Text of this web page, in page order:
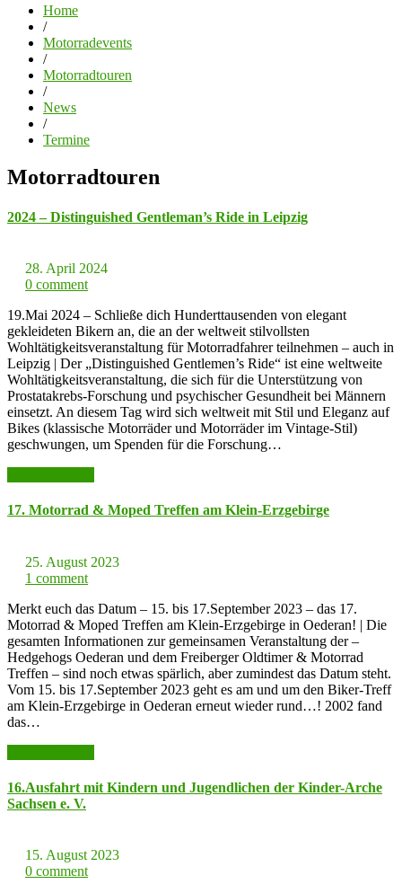
Home
/
Motorradevents
/
Motorradtouren
/
News
/
Termine
Motorradtouren
2024 – Distinguished Gentleman’s Ride in Leipzig
28. April 2024
0 comment
19.Mai 2024 – Schließe dich Hunderttausenden von elegant
gekleideten Bikern an, die an der weltweit stilvollsten
Wohltätigkeitsveranstaltung für Motorradfahrer teilnehmen – auch in
Leipzig | Der „Distinguished Gentlemen’s Ride“ ist eine weltweite
Wohltätigkeitsveranstaltung, die sich für die Unterstützung von
Prostatakrebs-Forschung und psychischer Gesundheit bei Männern
einsetzt. An diesem Tag wird sich weltweit mit Stil und Eleganz auf
Bikes (klassische Motorräder und Motorräder im Vintage-Stil)
geschwungen, um Spenden für die Forschung…
17. Motorrad & Moped Treffen am Klein-Erzgebirge
25. August 2023
1 comment
Merkt euch das Datum – 15. bis 17.September 2023 – das 17.
Motorrad & Moped Treffen am Klein-Erzgebirge in Oederan! | Die
gesamten Informationen zur gemeinsamen Veranstaltung der –
Hedgehogs Oederan und dem Freiberger Oldtimer & Motorrad
Treffen – sind noch etwas spärlich, aber zumindest das Datum steht.
Vom 15. bis 17.September 2023 geht es am und um den Biker-Treff
am Klein-Erzgebirge in Oederan erneut wieder rund…! 2002 fand
das…
16.Ausfahrt mit Kindern und Jugendlichen der Kinder-Arche
Sachsen e. V.
15. August 2023
0 comment